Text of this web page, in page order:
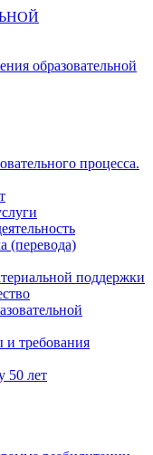
образовательной
процесса.
(перевода)
поддержки
и требования
50 лет